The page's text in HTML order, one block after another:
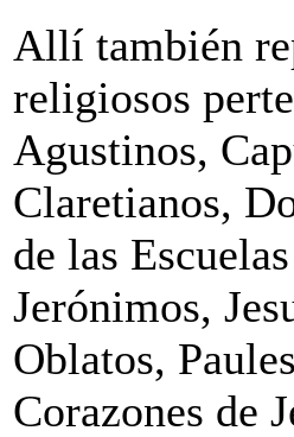
Allí también
religiosos
Agustinos,
Claretianos,
de las
Jerónimos,
Oblatos,
Corazones de